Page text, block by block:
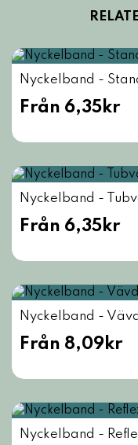
Nyckelband -
Från 6,35kr
Nyckelband -
Från 6,35kr
Nyckelband -
Från 8,09kr
Nyckelband -